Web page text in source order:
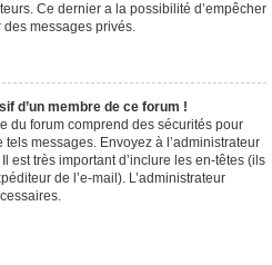
Ce dernier a la possibilité d’empêcher
des messages privés.
d’un membre de ce forum !
du forum comprend des sécurités pour
messages. Envoyez à l’administrateur
est très important d’inclure les en-têtes (ils
de l’e-mail). L’administrateur